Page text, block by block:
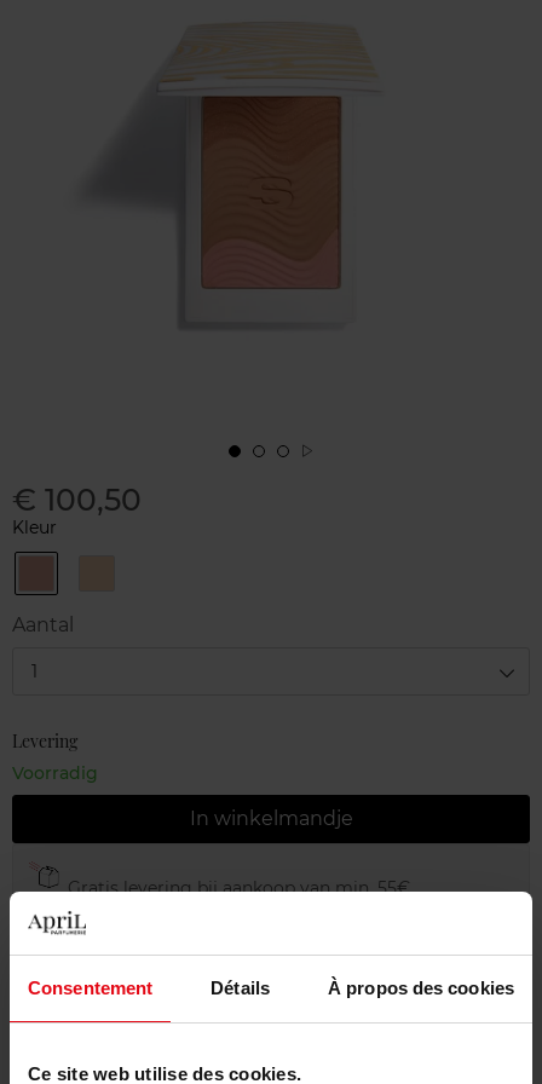
Consentement Détails À propos des cookies
Ce site web utilise des cookies.
€ 100,50
Kleur
Miel
Cannelle
Aantal
1
Levering
Voorradig
In winkelmandje
Gratis levering bij aankoop van min. 55€
Gratis retour in je winkelpunt